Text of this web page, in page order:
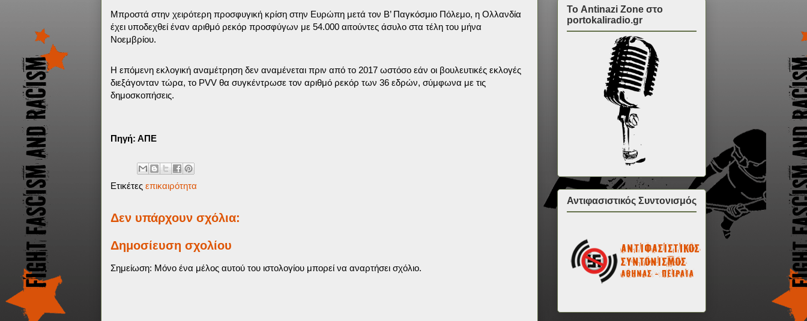
Μπροστά στην χειρότερη προσφυγική κρίση στην Ευρώπη μετά τον Β’ Παγκόσμιο Πόλεμο, η Ολλανδία
έχει υποδεχθεί έναν αριθμό ρεκόρ προσφύγων με 54.000 αιτούντες άσυλο στα τέλη του μήνα
Νοεμβρίου.
Η επόμενη εκλογική αναμέτρηση δεν αναμένεται πριν από το 2017 ωστόσο εάν οι βουλευτικές εκλογές
διεξάγονταν τώρα, το PVV θα συγκέντρωσε τον αριθμό ρεκόρ των 36 εδρών, σύμφωνα με τις
δημοσκοπήσεις.
Πηγή: ΑΠΕ
Ετικέτες επικαιρότητα
Δεν υπάρχουν σχόλια:
Δημοσίευση σχολίου
Σημείωση: Μόνο ένα μέλος αυτού του ιστολογίου μπορεί να αναρτήσει σχόλιο.
Το Antinazi Zone στο
portokaliradio.gr
Αντιφασιστικός Συντονισμός